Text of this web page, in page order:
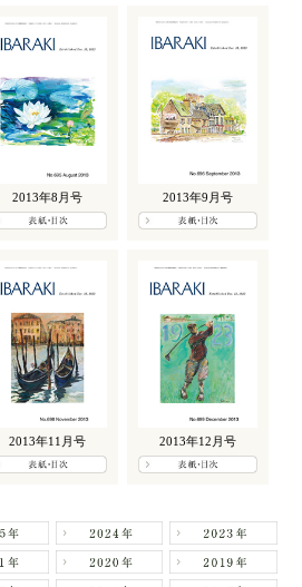
2013年8月号 2013年9月号
2013年11月号 2013年12月号